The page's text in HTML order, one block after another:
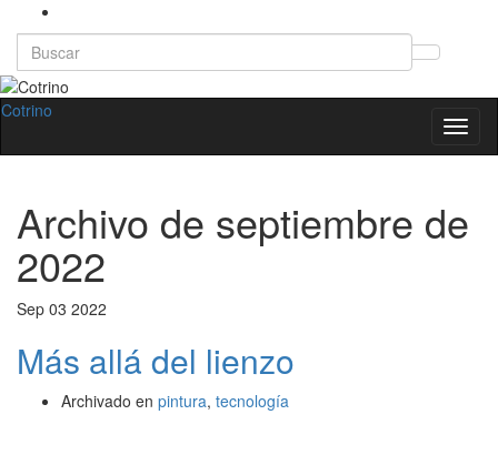
de
Search
for:
la
Cotrino
Archivo de septiembre de
2022
Sep 03 2022
Más allá del lienzo
Archivado en pintura, tecnología